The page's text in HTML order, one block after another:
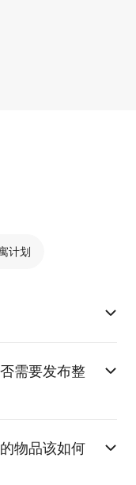
计划
需要发布整
物品该如何